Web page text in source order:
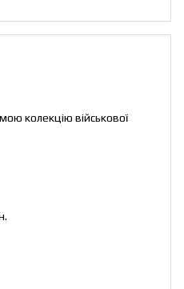
колекцію військової